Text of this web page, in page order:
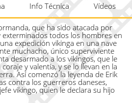
Info Técnica Vídeos
que ha sido atacada por
exterminados todos los hombres en
expedición vikinga en una nave
muchacho, único superviviente
desarmado a los vikingos, que le
y valentía, y se lo llevan en la
Así comenzó la leyenda de Erik
contra los guerreros daneses,
vikingo, quien le declara su hijo